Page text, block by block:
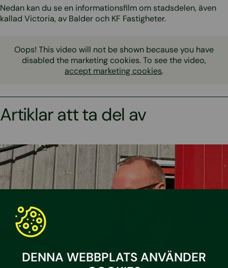
DENNA WEBBPLATS ANVÄNDER
Nedan kan du se en informationsfilm om stadsdelen, även
kallad Victoria, av Balder och KF Fastigheter.
Oops! This video will not be shown because you have
disabled the marketing cookies. To see the video,
accept marketing cookies.
Artiklar att ta del av